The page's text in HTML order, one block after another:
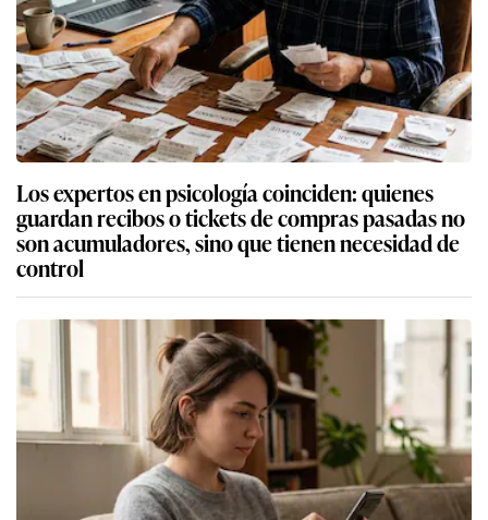
Los expertos en psicología coinciden: quienes
guardan recibos o tickets de compras pasadas no
son acumuladores, sino que tienen necesidad de
control